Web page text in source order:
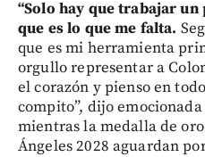
“Solo hay que trabajar
que es lo que me falta.
que es mi herramienta
orgullo representar a
el corazón y pienso en
compito”, dijo
mientras la medalla de
Ángeles 2028 aguardan